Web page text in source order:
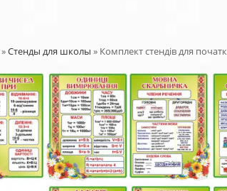
»Стенды для школы » Комплект стендів для